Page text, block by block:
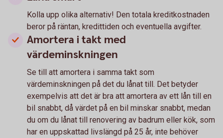
Kolla upp olika alternativ! Den totala kreditkostnaden
beror på räntan, kredittiden och eventuella avgifter.
Amortera i takt med
värdeminskningen
Se till att amortera i samma takt som
värdeminskningen på det du lånat till. Det betyder
exempelvis att det är bra att amortera av ett lån till en
bil snabbt, då värdet på en bil minskar snabbt, medan
du om du lånat till renovering av badrum eller kök, som
har en uppskattad livslängd på 25 år, inte behöver